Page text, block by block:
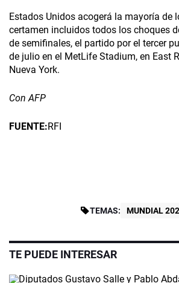
Estados Unidos acogerá la mayoría de
certamen incluidos todos los choques
de semifinales, el partido por el tercer
de julio en el MetLife Stadium, en East
Nueva York.
Con AFP
FUENTE:RFI
TEMAS: MUNDIAL
TE PUEDE INTERESAR